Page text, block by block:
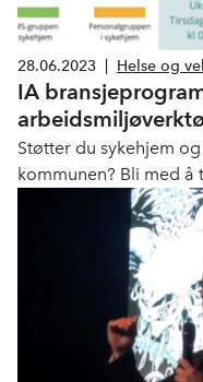
28.06.2023 Helse og
IA
Støtter du sykehjem
kommunen? Bli med
Oss og vårt. Blant
LO, NHO, Nav, YS,
Arbeidstilsynet.